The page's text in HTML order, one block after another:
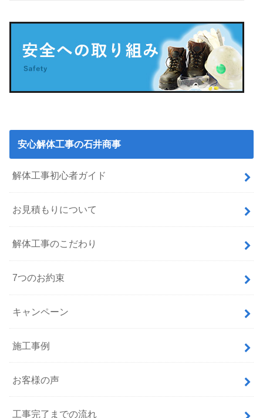
安心解体工事の石井商事
解体工事初心者ガイド
お見積もりについて
解体工事のこだわり
7つのお約束
キャンペーン
施工事例
お客様の声
工事完了までの流れ